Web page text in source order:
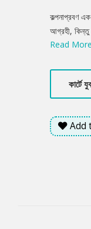
কল্পনাপ্রবণ
আগ্রহী, কিন্তু
তার
তৈরি করতে
Read
কার্টে
Add